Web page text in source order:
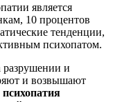
является
10 процентов
тенденции,
психопатом.
разрушении и
и возвышают